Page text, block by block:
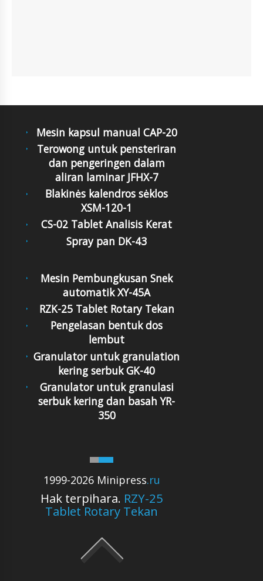
Mesin kapsul manual CAP-20
Terowong untuk pensteriran
dan pengeringen dalam
aliran laminar JFHX-7
Blakinės kalendros sėklos
XSM-120-1
CS-02 Tablet Analisis Kerat
Spray pan DK-43
1999-2026 Minipress.ru
Hak terpihara. RZY-25
Tablet Rotary Tekan
Mesin Pembungkusan Snek
automatik XY-45A
RZK-25 Tablet Rotary Tekan
Pengelasan bentuk dos
lembut
Granulator untuk granulation
kering serbuk GK-40
Granulator untuk granulasi
serbuk kering dan basah YR-
350